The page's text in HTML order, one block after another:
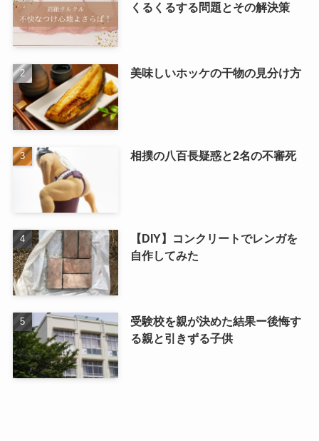
くるくるする問題とその解決策
美味しいホッケの干物の見分け方
相撲の八百長疑惑と2名の不審死
【DIY】コンクリートでレンガを
自作してみた
受験校を親が決めた結果ー後悔す
る親と引きずる子供